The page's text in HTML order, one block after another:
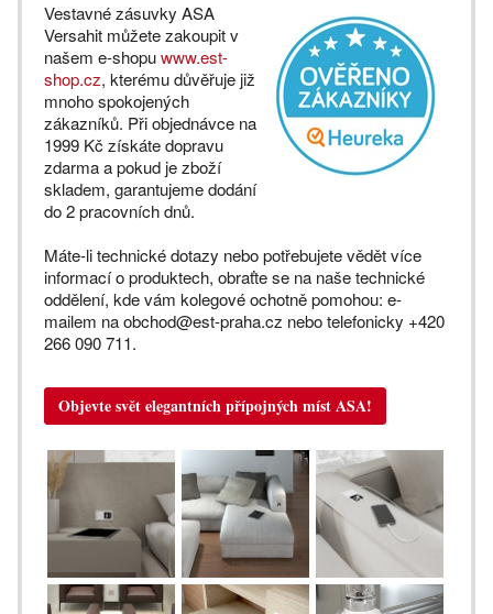
Vestavné zásuvky ASA
Versahit můžete zakoupit v
našem e-shopuwww.est-
shop.cz, kterému důvěřuje již
mnoho spokojených
zákazníků. Při objednávce na
1999 Kč získáte dopravu
zdarma a pokud je zboží
skladem, garantujeme dodání
do 2 pracovních dnů.
Máte-li technické dotazy nebo potřebujete vědět více
informací o produktech, obraťte se na naše technické
oddělení, kde vám kolegové ochotně pomohou: e-
mailem na obchod@est-praha.cz nebo telefonicky +420
266 090 711.
Objevte svět elegantních přípojných míst ASA!